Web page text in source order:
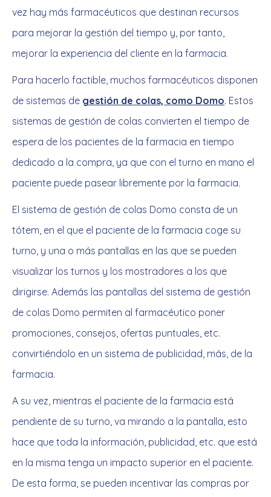
vez hay más farmacéuticos que destinan recursos
para mejorar la gestión del tiempo y, por tanto,
mejorar la experiencia del cliente en la farmacia.
Para hacerlo factible, muchos farmacéuticos disponen
de sistemas de gestión de colas, como Domo. Estos
sistemas de gestión de colas convierten el tiempo de
espera de los pacientes de la farmacia en tiempo
dedicado a la compra, ya que con el turno en mano el
paciente puede pasear libremente por la farmacia.
El sistema de gestión de colas Domo consta de un
tótem, en el que el paciente de la farmacia coge su
turno, y una o más pantallas en las que se pueden
visualizar los turnos y los mostradores a los que
dirigirse. Además las pantallas del sistema de gestión
de colas Domo permiten al farmacéutico poner
promociones, consejos, ofertas puntuales, etc.
convirtiéndolo en un sistema de publicidad, más, de la
farmacia.
A su vez, mientras el paciente de la farmacia está
pendiente de su turno, va mirando a la pantalla, esto
hace que toda la información, publicidad, etc. que está
en la misma tenga un impacto superior en el paciente.
De esta forma, se pueden incentivar las compras por